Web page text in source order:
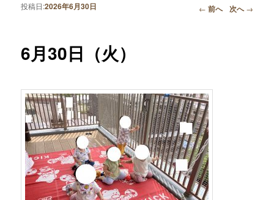
投稿ナビゲーション ← 前へ 次へ→
6月30日（火）
投稿日:2026年6月30日